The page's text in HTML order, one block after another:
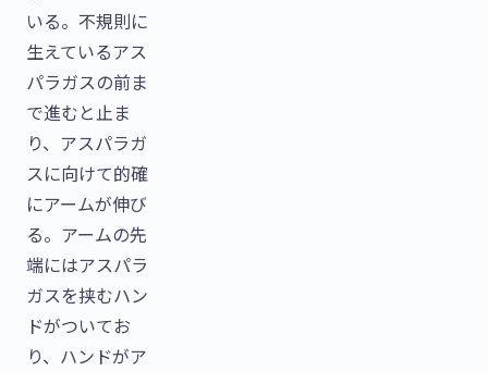
いる。不規則に
生えているアス
パラガスの前ま
で進むと止ま
り、アスパラガ
スに向けて的確
にアームが伸び
る。アームの先
端にはアスパラ
ガスを挟むハン
ドがついてお
り、ハンドがア